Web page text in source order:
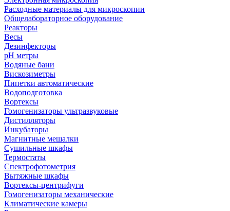
Расходные материалы для микроскопии
Общелабораторное оборудование
Реакторы
Весы
Дезинфекторы
рН метры
Водяные бани
Вискозиметры
Пипетки автоматические
Водоподготовка
Вортексы
Гомогенизаторы ультразвуковые
Дистилляторы
Инкубаторы
Магнитные мешалки
Сушильные шкафы
Термостаты
Спектрофотометрия
Вытяжные шкафы
Вортексы-центрифуги
Гомогенизаторы механические
Климатические камеры